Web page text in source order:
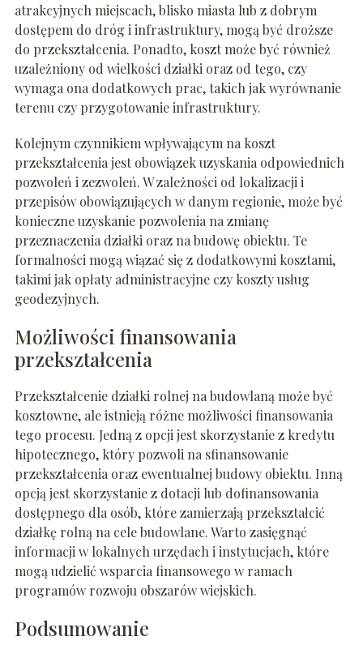
atrakcyjnych miejscach, blisko miasta lub z dobrym
dostępem do dróg i infrastruktury, mogą być droższe
do przekształcenia. Ponadto, koszt może być również
uzależniony od wielkości działki oraz od tego, czy
wymaga ona dodatkowych prac, takich jak wyrównanie
terenu czy przygotowanie infrastruktury.
Kolejnym czynnikiem wpływającym na koszt
przekształcenia jest obowiązek uzyskania odpowiednich
pozwoleń i zezwoleń. W zależności od lokalizacji i
przepisów obowiązujących w danym regionie, może być
konieczne uzyskanie pozwolenia na zmianę
przeznaczenia działki oraz na budowę obiektu. Te
formalności mogą wiązać się z dodatkowymi kosztami,
takimi jak opłaty administracyjne czy koszty usług
geodezyjnych.
Możliwości finansowania
przekształcenia
Przekształcenie działki rolnej na budowlaną może być
kosztowne, ale istnieją różne możliwości finansowania
tego procesu. Jedną z opcji jest skorzystanie z kredytu
hipotecznego, który pozwoli na sfinansowanie
przekształcenia oraz ewentualnej budowy obiektu. Inną
opcją jest skorzystanie z dotacji lub dofinansowania
dostępnego dla osób, które zamierzają przekształcić
działkę rolną na cele budowlane. Warto zasięgnąć
informacji w lokalnych urzędach i instytucjach, które
mogą udzielić wsparcia finansowego w ramach
programów rozwoju obszarów wiejskich.
Podsumowanie